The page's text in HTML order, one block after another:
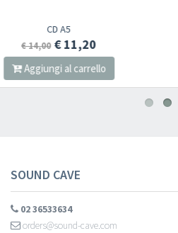
SOUND CAVE
02 36533634
orders@sound-cave.com